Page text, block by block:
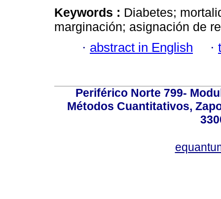
Keywords : Diabetes;
marginación; asignación de
· abstract in English ·
Periférico Norte 799-
Métodos Cuantitativos,